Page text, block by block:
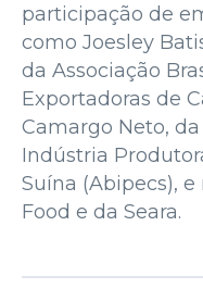
participação de
como Joesley
da Associação
Exportadoras de
Camargo Neto,
Indústria
Suína (Abipecs),
Food e da Seara.